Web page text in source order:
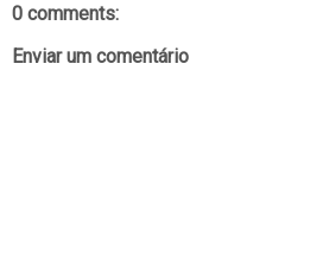
0 comments:
Enviar um comentário